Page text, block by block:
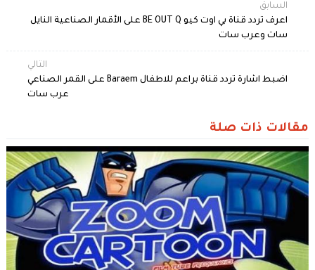
السابق
اعرف تردد قناة بي اوت كيو BE OUT Q على الأقمار الصناعية النايل
سات وعرب سات
التالي
اضبط اشارة تردد قناة براعم للاطفال Baraem على القمر الصناعي
عرب سات
مقالات ذات صلة